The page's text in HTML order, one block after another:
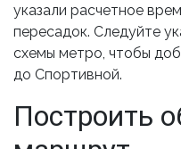
указали расчетное
пересадок. Следуйте
схемы метро, чтобы
до Спортивной.
Построить